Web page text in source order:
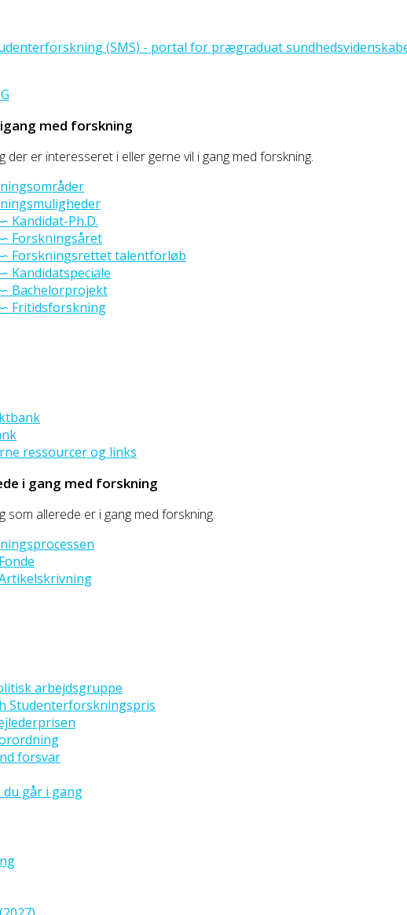
med forskning
der er interesseret i eller gerne vil i gang med forskning.
∽ Kandidat-Ph.D.
∽ Forskningsåret
∽ Forskningsrettet talentforløb
∽ Kandidatspeciale
∽ Bachelorprojekt
∽ Fritidsforskning
ressourcer og links
i gang med forskning
som allerede er i gang med forskning.
Fonde
arbejdsgruppe
Studenterforskningspris
forsvar
du går i gang